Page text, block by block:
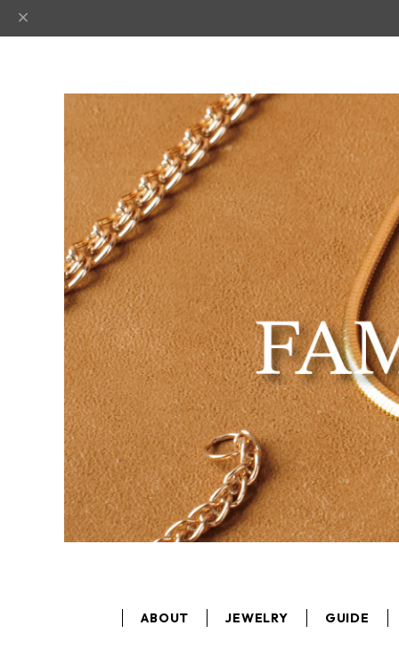
ABOUT JEWELRY GUIDE